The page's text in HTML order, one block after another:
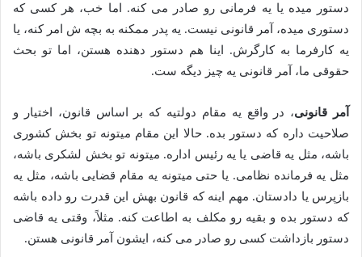
دستور میده یا یه فرمانی رو صادر می کنه. اما خب، هر کسی که
دستوری میده، آمر قانونی نیست. یه پدر ممکنه به بچه ش امر کنه، یا
یه کارفرما به کارگرش. اینا هم دستور دهنده هستن، اما تو بحث
حقوقی ما، آمر قانونی یه چیز دیگه ست.
آمر قانونی، در واقع یه مقام دولتیه که بر اساس قانون، اختیار و
صلاحیت داره که دستور بده. حالا این مقام میتونه تو بخش کشوری
باشه، مثل یه قاضی یا یه رئیس اداره. میتونه تو بخش لشکری باشه،
مثل یه فرمانده نظامی. یا حتی میتونه یه مقام قضایی باشه، مثل یه
بازپرس یا دادستان. مهم اینه که قانون بهش این قدرت رو داده باشه
که دستور بده و بقیه رو مکلف به اطاعت کنه. مثلاً، وقتی یه قاضی
دستور بازداشت کسی رو صادر می کنه، ایشون آمر قانونی هستن.